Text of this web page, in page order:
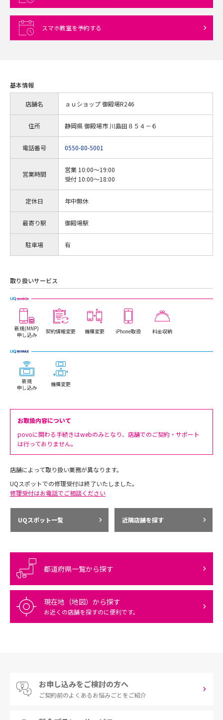
スマホ教室を予約する
基本情報
店舗名 ａｕショップ 御殿場R246
住所 静岡県 御殿場市 川島田８５４－６
電話番号 0550-80-5001
営業時間
営業 10:00～19:00
受付 10:00～18:00
定休日 年中無休
最寄り駅 御殿場駅
駐車場 有
取り扱いサービス
新規(MNP)
申し込み
契約情報変更 機種変更 iPhone取扱 料金収納
新規
申し込み
機種変更
お取扱内容について
povoに関わる手続きはwebのみとなり、店舗でのご契約・サポート
は行っておりません。
店舗によって取り扱い業務が異なります。
UQスポットでの修理受付は終了いたしました。
修理受付はお電話でご相談ください
UQスポット一覧 近隣店舗を探す
都道府県一覧から探す
現在地（地図）から探す
お近くの店舗を探すのに便利です。
お申し込みをご検討の方へ
ご契約前のよくあるお悩みごとをご紹介